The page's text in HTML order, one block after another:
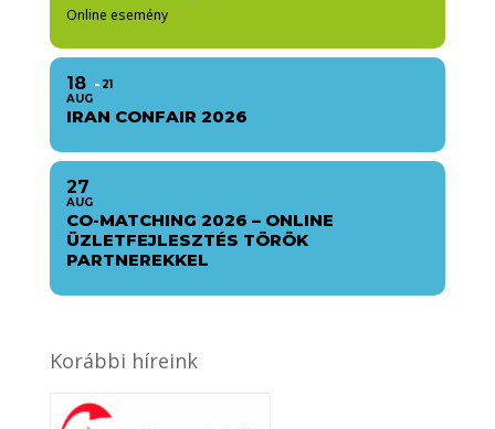
Online esemény
18
AUG
21
IRAN CONFAIR 2026
27
AUG
CO-MATCHING 2026 – ONLINE
ÜZLETFEJLESZTÉS TÖRÖK
PARTNEREKKEL
Korábbi híreink